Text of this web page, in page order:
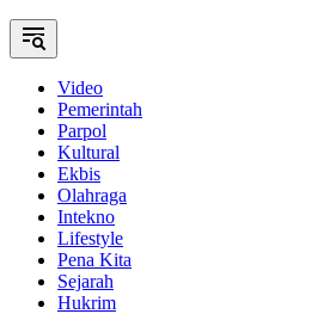
Video
Pemerintah
Parpol
Kultural
Ekbis
Olahraga
Intekno
Lifestyle
Pena Kita
Sejarah
Hukrim